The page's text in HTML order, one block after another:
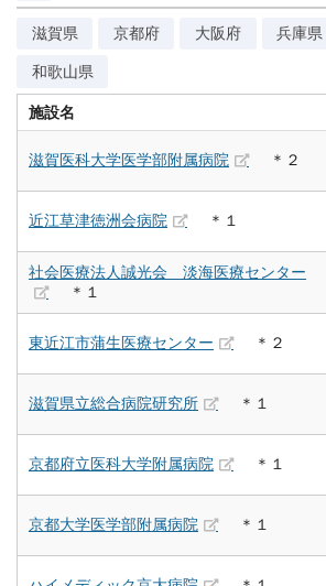
滋賀県 京都府 大阪府 兵庫県
和歌山県
施設名
滋賀医科大学医学部附属病院 ＊２
近江草津徳洲会病院 ＊１
社会医療法人誠光会 淡海医療センター
＊１
東近江市蒲生医療センター ＊２
滋賀県立総合病院研究所 ＊１
京都府立医科大学附属病院 ＊１
京都大学医学部附属病院 ＊１